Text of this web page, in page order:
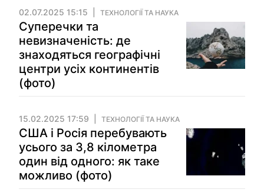
02.07.2025 15:15 ТЕХНОЛОГІЇ ТА НАУКА
Суперечки та
невизначеність: де
знаходяться географічні
центри усіх континентів
(фото)
15.02.2025 17:59 ТЕХНОЛОГІЇ ТА НАУКА
США і Росія перебувають
усього за 3,8 кілометра
один від одного: як таке
можливо (фото)